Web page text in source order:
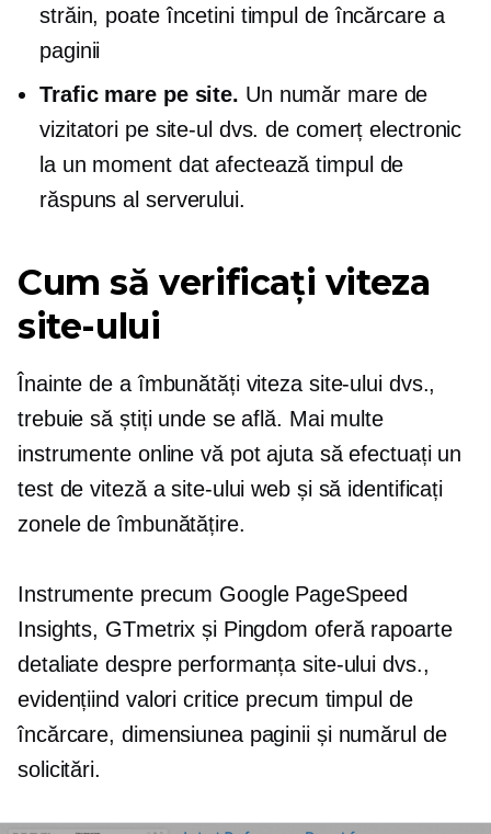
străin, poate încetini timpul de încărcare a
paginii
Trafic mare pe site. Un număr mare de
vizitatori pe site-ul dvs. de comerț electronic
la un moment dat afectează timpul de
răspuns al serverului.
Cum să verificați viteza
site-ului
Înainte de a îmbunătăți viteza site-ului dvs.,
trebuie să știți unde se află. Mai multe
instrumente online vă pot ajuta să efectuați un
test de viteză a site-ului web și să identificați
zonele de îmbunătățire.
Instrumente precum Google PageSpeed ​​
Insights, GTmetrix și Pingdom oferă rapoarte
detaliate despre performanța site-ului dvs.,
evidențiind valori critice precum timpul de
încărcare, dimensiunea paginii și numărul de
solicitări.